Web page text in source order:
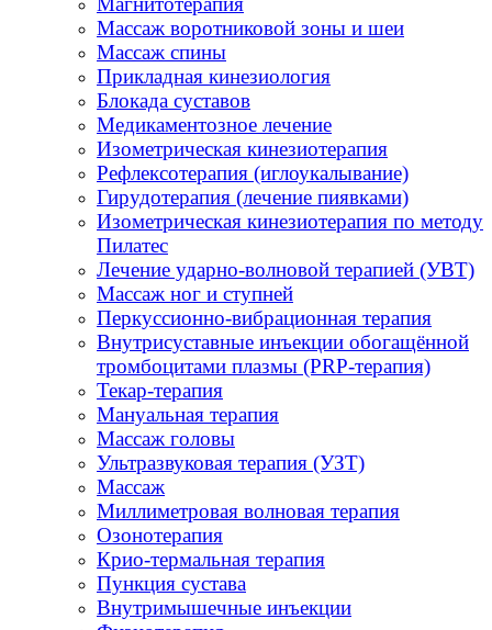
Массаж воротниковой зоны и шеи
Массаж спины
Прикладная кинезиология
Блокада суставов
Медикаментозное лечение
Изометрическая кинезиотерапия
Рефлексотерапия (иглоукалывание)
Гирудотерапия (лечение пиявками)
Изометрическая кинезиотерапия по методу
Пилатес
Лечение ударно-волновой терапией (УВТ)
Массаж ног и ступней
Перкуссионно-вибрационная терапия
Внутрисуставные инъекции обогащённой
тромбоцитами плазмы (PRP-терапия)
Текар-терапия
Мануальная терапия
Массаж головы
Ультразвуковая терапия (УЗТ)
Массаж
Миллиметровая волновая терапия
Озонотерапия
Крио-термальная терапия
Пункция сустава
Внутримышечные инъекции